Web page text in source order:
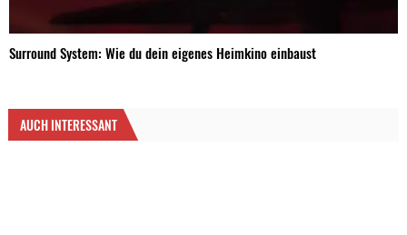
Surround System: Wie du dein eigenes Heimkino einbaust
AUCH INTERESSANT